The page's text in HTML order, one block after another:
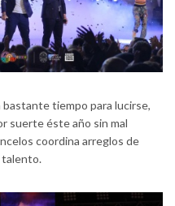
tiempo para lucirse,
suerte éste año sin mal
coordina arreglos de
talento.